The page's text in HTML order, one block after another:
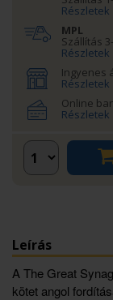
Részletek
MPL
Szállítás
Részletek
Ingyenes
Részletek
Online
Részletek
Leírás
A The Great
kötet angol